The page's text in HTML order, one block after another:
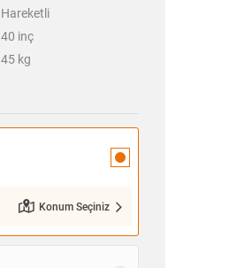
Hareketli
40 inç
45 kg
Konum Seçiniz